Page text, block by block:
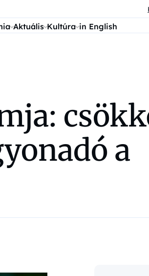
Aktuális Kultúra in English
a